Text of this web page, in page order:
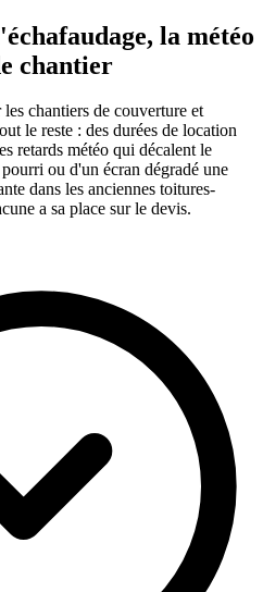
la météo
chantier
chantiers de couverture et
le reste : des durées de location
retards météo qui décalent le
ou d'un écran dégradé une
dans les anciennes toitures-
a sa place sur le devis.